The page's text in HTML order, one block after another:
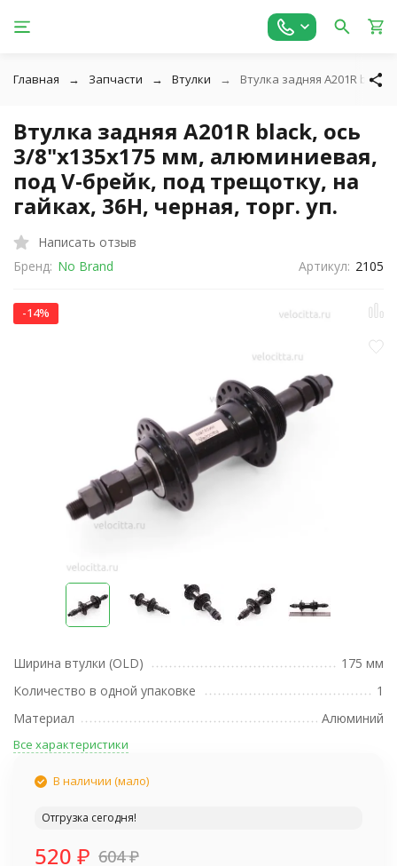
Главная Запчасти Втулки Втулка задняя A201R
Втулка задняя A201R black, ось
3/8"х135x175 мм, алюминиевая,
под V-брейк, под трещотку, на
гайках, 36H, черная, торг. уп.
Написать отзыв
Бренд: No Brand Артикул: 2105
-14%
Ширина втулки (OLD)
175 мм
Количество в одной упаковке
1
Материал
Алюминий
Все характеристики
В наличии (мало)
Отгрузка сегодня!
520 ₽ 604₽